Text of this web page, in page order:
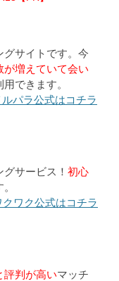
サイトです。今
が増えていて会い
できます。
パラ公式はコチラ
サービス！ 初心
ワク公式はコチラ
評判が高いマッチ